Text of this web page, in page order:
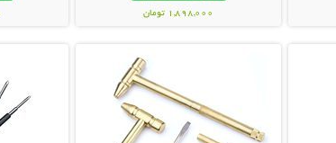
1,898,000 تومان